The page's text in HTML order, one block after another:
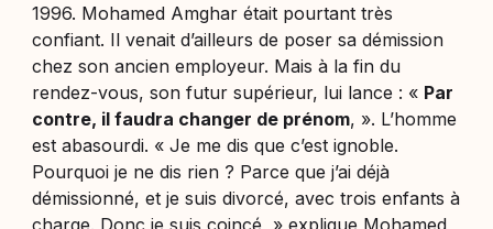
1996. Mohamed Amghar était pourtant très
confiant. Il venait d’ailleurs de poser sa démission
chez son ancien employeur. Mais à la fin du
rendez-vous, son futur supérieur, lui lance : « Par
contre, il faudra changer de prénom, ». L’homme
est abasourdi. «Je me dis que c’est ignoble.
Pourquoi je ne dis rien ? Parce que j’ai déjà
démissionné, et je suis divorcé, avec trois enfants à
charge. Donc je suis coincé , » explique Mohamed